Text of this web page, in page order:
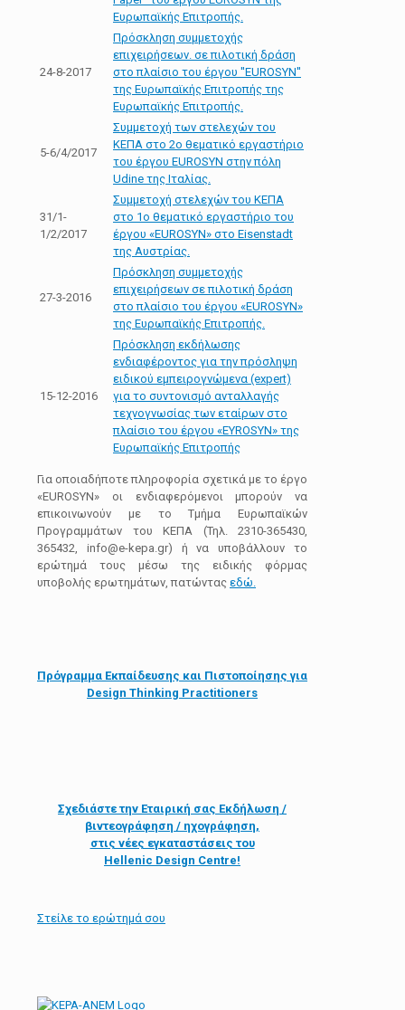
Ευρωπαϊκής Επιτροπής.
24-8-2017
Πρόσκληση συμμετοχής
επιχειρήσεων. σε πιλοτική δράση
στο πλαίσιο του έργου ''ΕUROSYN''
της Ευρωπαϊκής Επιτροπής της
Ευρωπαϊκής Επιτροπής.
5-6/4/2017
Συμμετοχή των στελεχών του
ΚΕΠΑ στο 2ο θεματικό εργαστήριο
του έργου EUROSYN στην πόλη
Udine της Ιταλίας.
31/1-
1/2/2017
Συμμετοχή στελεχών του ΚΕΠΑ
στο 1ο θεματικό εργαστήριο του
έργου «ΕUROSYN» στο Eisenstadt
της Αυστρίας.
27-3-2016
Πρόσκληση συμμετοχής
επιχειρήσεων σε πιλοτική δράση
στο πλαίσιο του έργου «ΕUROSYN»
της Ευρωπαϊκής Επιτροπής.
15-12-2016
Πρόσκληση εκδήλωσης
ενδιαφέροντος για την πρόσληψη
ειδικού εμπειρογνώμενα (expert)
για το συντονισμό ανταλλαγής
τεχνογνωσίας των εταίρων στo
πλαίσιo του έργου «ΕYROSYN» της
Ευρωπαϊκής Επιτροπής
Για οποιαδήποτε πληροφορία σχετικά με το έργο
«EUROSYN» οι ενδιαφερόμενοι μπορούν να
επικοινωνούν με το Τμήμα Ευρωπαϊκών
Προγραμμάτων του ΚΕΠΑ (Τηλ. 2310-365430,
365432, info@e-kepa.gr) ή να υποβάλλουν το
ερώτημά τους μέσω της ειδικής φόρμας
υποβολής ερωτημάτων, πατώντας εδώ.
Πρόγραμμα Εκπαίδευσης και Πιστοποίησης για
Design Thinking Practitioners
Σχεδιάστε την Εταιρική σας Εκδήλωση /
βιντεογράφηση / ηχογράφηση,
στις νέες εγκαταστάσεις του
Hellenic Design Centre!
Στείλε τo ερώτημά σου